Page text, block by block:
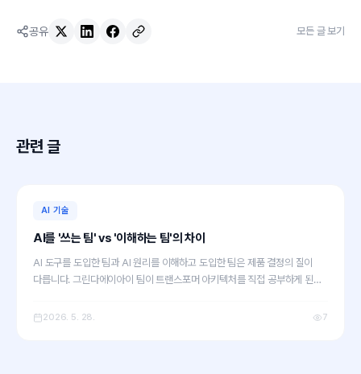
공유 모든 글 보기
관련 글
AI 기술
AI를 '쓰는 팀' vs '이해하는 팀'의 차이
AI 도구를 도입한 팀과 AI 원리를 이해하고 도입한 팀은 제품 결정의 질이
다릅니다. 그린다에이아이 팀이 트랜스포머 아키텍처를 직접 공부하게 된
달라졌는지를 솔직하게 공유합니다.
2026. 5. 28. 7